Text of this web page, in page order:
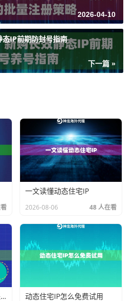
IP地址，不是简单地随机选用
略，能让你用更少的资源，获
。这里有几个核心要点需要规
。你需要根据业务重点，列出
费风向标。也可以根据商品
的二、三线城市，以了解价格
你才能有针对性地去匹配代理I
的匹配。并非所有代理IP都适
情页、尤其是需要登录后才
机制严格的平台，则强烈建议
自真实的家庭宽带，行为特征
低被识别为爬虫的风险。
。 这是分配策略的灵魂。对
2026-04-10
IP前期防封号指南
下一篇 »
一文读懂动态住宅IP
2026-08-06 48 人在看
动态住宅IP怎么选，推荐来了 动态住宅IP怎么免费试用